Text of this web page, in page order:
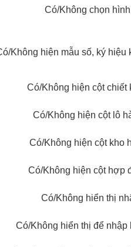
Có/Không chọn
Không hiện mẫu số, ký
Có/Không hiện cột chiết
Có/Không hiện cột lô
Có/Không hiện cột kho
Có/Không hiện cột hợp
Có/Không hiển thị
Có/Không hiển thị để